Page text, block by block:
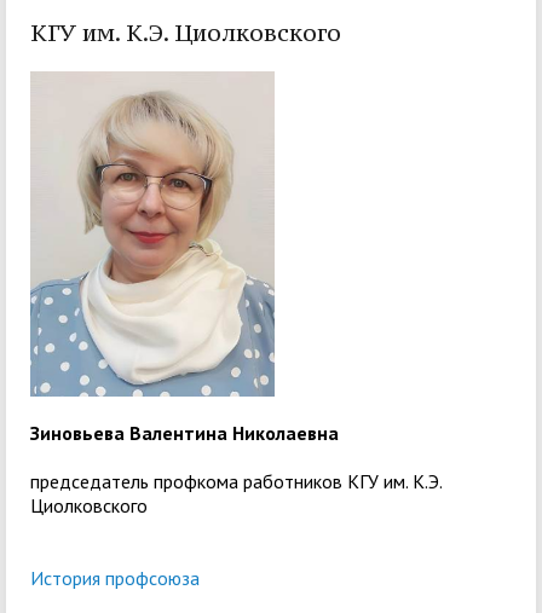
КГУ им. К.Э. Циолковского
Зиновьева Валентина Николаевна
председатель профкома работников КГУ им. К.Э.
Циолковского
История профсоюза